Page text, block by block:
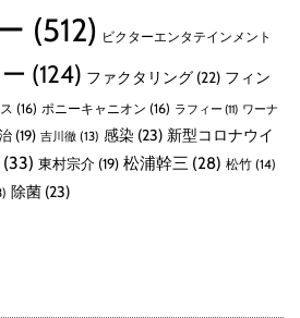
(512) ビクターエンタテインメント
(124) ファクタリング (22) フィン
(16) ポニーキャニオン (16) ラフィー (11) ワーナ
(19) 吉川徹 (13) 感染 (23) 新型コロナウイ
(33) 東村宗介 (19) 松浦幹三 (28) 松竹 (14)
除菌 (23)